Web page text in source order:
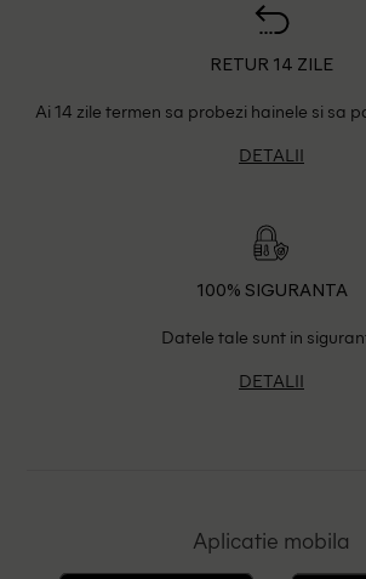
RETUR 14 ZILE
Ai 14 zile termen sa probezi hainele si sa
DETALII
100% SIGURANTA
Datele tale sunt in
DETALII
Aplicatie mobila